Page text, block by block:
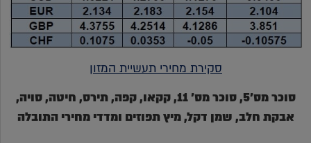
סקירת מחירי תעשיית המזון
סוכר מס'5, סוכר מס' 11, קקאו, קפה, תירס, חיטה, סויה,
אבקת חלב, שמן דקל, מיץ תפוזים ומדדי מחירי התובלה